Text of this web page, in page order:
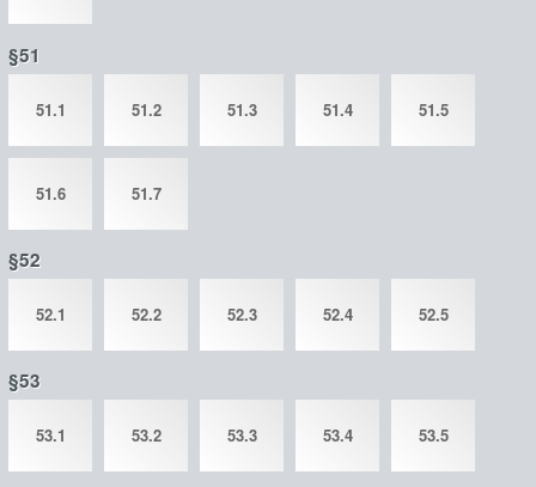
§51
51.1 51.2 51.3 51.4 51.5
51.6 51.7
§52
52.1 52.2 52.3 52.4 52.5
§53
53.1 53.2 53.3 53.4 53.5